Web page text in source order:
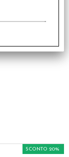
SCONTO 20%